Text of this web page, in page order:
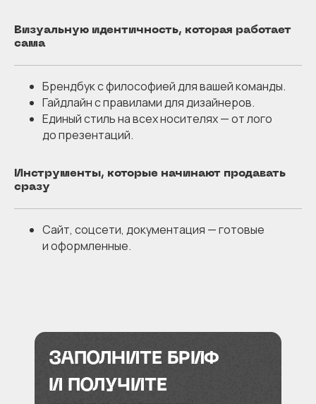
Визуальную идентичность, которая работает
сама
Брендбук с философией для вашей команды.
Гайдлайн с правилами для дизайнеров.
Единый стиль на всех носителях — от лого
до презентаций.
Инструменты, которые начинают продавать
сразу
Сайт, соцсети, документация — готовые
и оформленные.
ЗАПОЛНИТЕ БРИФ
И ПОЛУЧИТЕ